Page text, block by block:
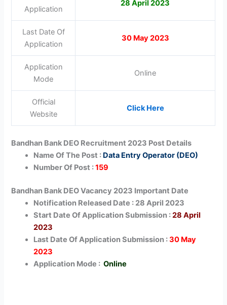
Application
28 April 2023
Last Date Of
Application
30 May 2023
Application
Mode
Online
Official
Website
Click Here
Bandhan Bank DEO Recruitment 2023 Post Details
Name Of The Post : Data Entry Operator (DEO)
Number Of Post :159
Bandhan Bank DEO Vacancy 2023 Important Date
Notification Released Date : 28 April 2023
Start Date Of Application Submission :28 April
2023
Last Date Of Application Submission :30 May
2023
Application Mode : Online